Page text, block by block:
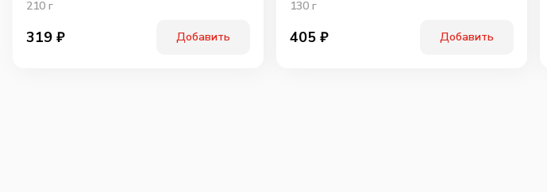
210 г
319 ₽ Добавить
130 г
405 ₽ Добавить